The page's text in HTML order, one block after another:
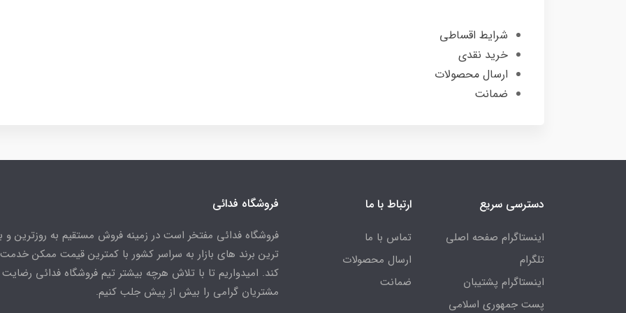
شرایط اقساطی
خرید نقدی
ارسال محصولات
ضمانت
دسترسی سریع
اینستاگرام صفحه اصلی
تلگرام
اینستاگرام پشتیبان
پست جمهوری اسلامی
ارتباط با ما
تماس با ما
ارسال محصولات
ضمانت
فروشگاه فدائی
فروشگاه فدائی مفتخر است در زمینه فروش مستقیم به روزترین و
ترین برند های بازار به سراسر کشور با کمترین قیمت ممکن
کند. امیدواریم تا با تلاش هرچه بیشتر تیم فروشگاه فدائی
مشتریان گرامی را بیش از پیش جلب کنیم.